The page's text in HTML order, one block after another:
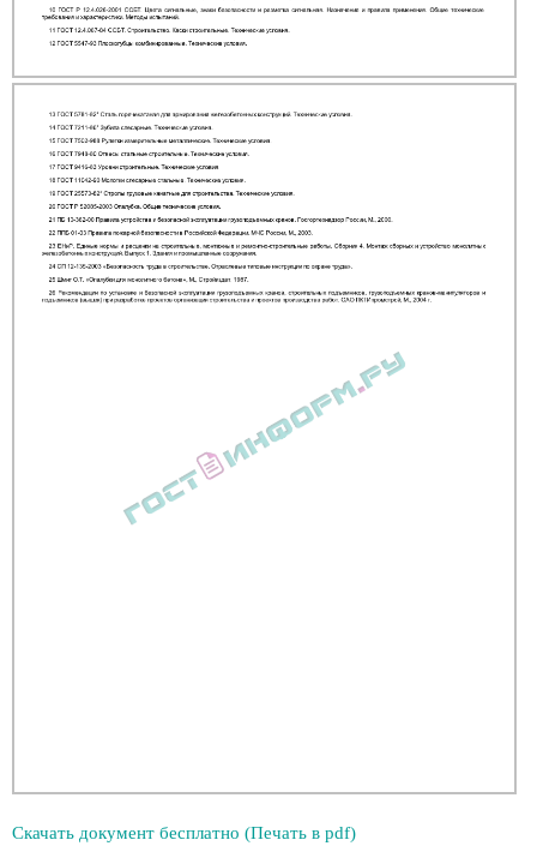
Скачать документ бесплатно (Печать в pdf)